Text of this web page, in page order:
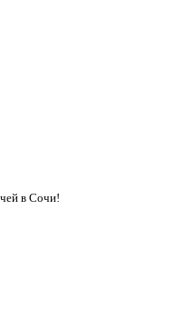
в Сочи!